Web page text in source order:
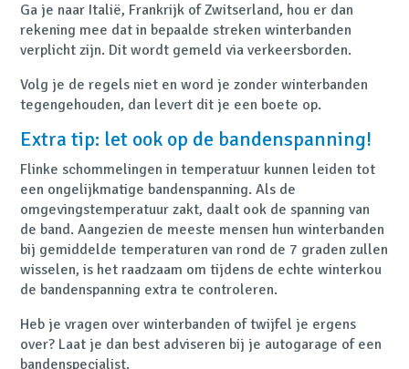
Ga je naar Italië, Frankrijk of Zwitserland, hou er dan
rekening mee dat in bepaalde streken winterbanden
verplicht zijn. Dit wordt gemeld via verkeersborden.
Volg je de regels niet en word je zonder winterbanden
tegengehouden, dan levert dit je een boete op.
Extra tip: let ook op de bandenspanning!
Flinke schommelingen in temperatuur kunnen leiden tot
een ongelijkmatige bandenspanning. Als de
omgevingstemperatuur zakt, daalt ook de spanning van
de band. Aangezien de meeste mensen hun winterbanden
bij gemiddelde temperaturen van rond de 7 graden zullen
wisselen, is het raadzaam om tijdens de echte winterkou
de bandenspanning extra te controleren.
Heb je vragen over winterbanden of twijfel je ergens
over? Laat je dan best adviseren bij je autogarage of een
bandenspecialist.